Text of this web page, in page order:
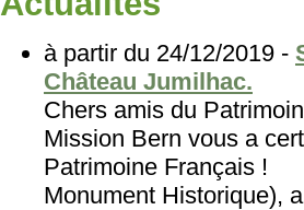
à partir du 24/12/2019 -
Château Jumilhac.
Chers amis du
Mission Bern vous a
Patrimoine
Monument Historique),